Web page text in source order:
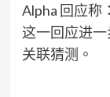
Alpha 回应称
这一回应进
关联猜测。